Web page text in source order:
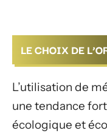
LE CHOIX DE
L’utilisation de
une tendance
écologique et